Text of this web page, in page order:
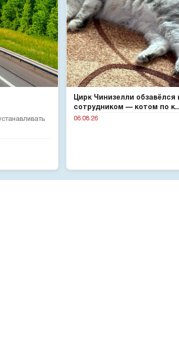
Цирк Чинизелли обзавёлся
сотрудником — котом по
06.08.26